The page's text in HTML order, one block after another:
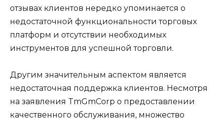
отзывах клиентов нередко упоминается о
недостаточной функциональности торговых
платформ и отсутствии необходимых
инструментов для успешной торговли.
Другим значительным аспектом является
недостаточная поддержка клиентов. Несмотря
на заявления TmGmCorp о предоставлении
качественного обслуживания, множество